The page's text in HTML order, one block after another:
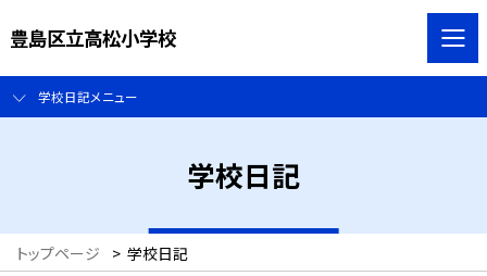
豊島区立高松小学校
学校日記メニュー
学校日記
トップページ > 学校日記